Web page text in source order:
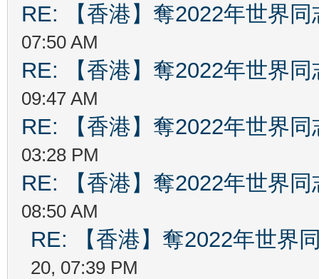
RE: 【香港】奪2022年世界
07:50 AM
RE: 【香港】奪2022年世界
09:47 AM
RE: 【香港】奪2022年世界
03:28 PM
RE: 【香港】奪2022年世界
08:50 AM
RE: 【香港】奪2022年世界
20, 07:39 PM